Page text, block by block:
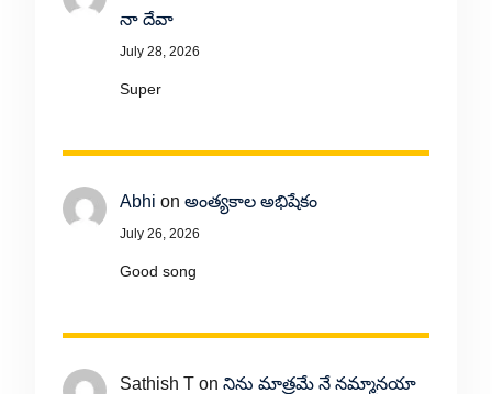
నా దేవా
July 28, 2026
Super
Abhi on అంత్యకాల అభిషేకం
July 26, 2026
Good song
Sathish Ton నిను మాత్రమే నే నమ్మానయా